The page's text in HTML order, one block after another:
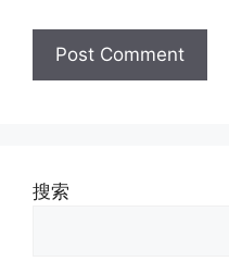
搜索